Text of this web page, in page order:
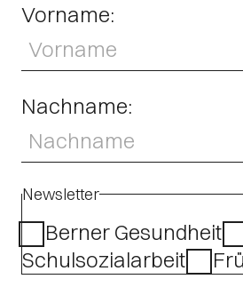
Vorname:
Nachname:
Newsletter
Berner Gesundheit
Schulsozialarbeit